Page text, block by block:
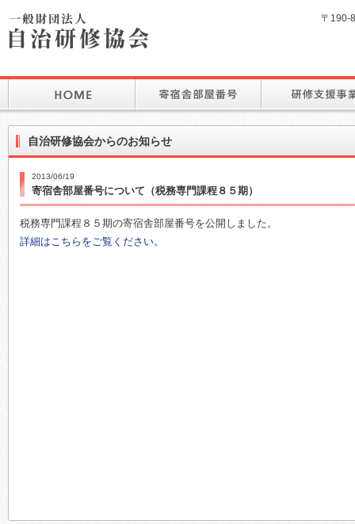
〒190-
自治研修協会からのお知らせ
2013/06/19
寄宿舎部屋番号について（税務専門課程８５期）
税務専門課程８５期の寄宿舎部屋番号を公開しました。
詳細はこちらをご覧ください。